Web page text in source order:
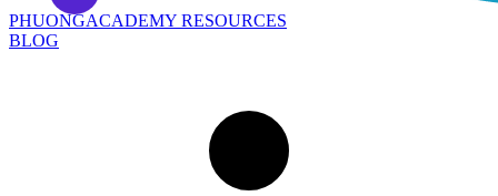
PHUONGACADEMY RESOURCES
BLOG